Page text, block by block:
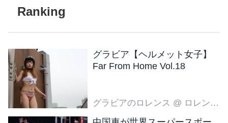
グラビア【ヘルメット女子】
Far From Home Vol.18
グラビアのロレンス @ ロレンス編集部